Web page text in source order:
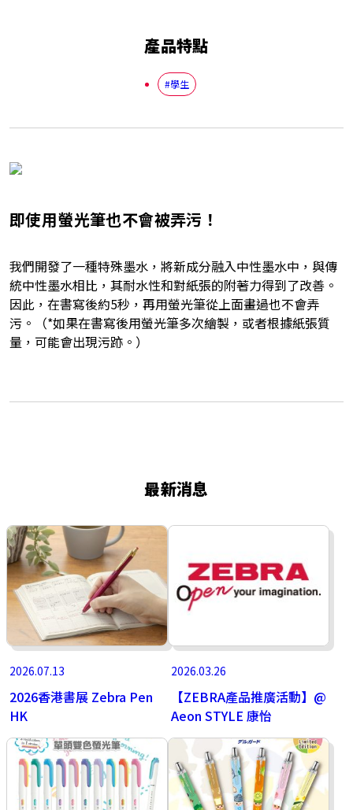
產品特點
#學生
即使用螢光筆也不會被弄污！
我們開發了一種特殊墨水，將新成分融入中性墨水中，與傳
統中性墨水相比，其耐水性和對紙張的附著力得到了改善。
因此，在書寫後約5秒，再用螢光筆從上面畫過也不會弄
污。（*如果在書寫後用螢光筆多次繪製，或者根據紙張質
量，可能會出現污跡。）
最新消息
2026.07.13
2026香港書展 Zebra Pen
HK
2026.03.26
【ZEBRA產品推廣活動】@
Aeon STYLE 康怡